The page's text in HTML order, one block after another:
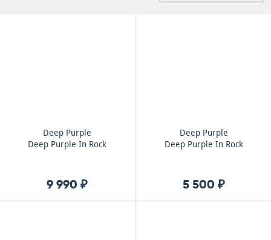
Deep Purple
Deep Purple In Rock
9 990 ₽
Deep Purple
Deep Purple In Rock
5 500 ₽